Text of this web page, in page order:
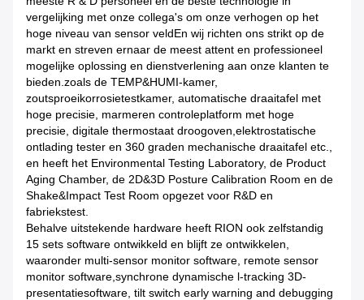
vergelijking met onze collega's om onze verhogen op het
hoge niveau van sensor veldEn wij richten ons strikt op de
markt en streven ernaar de meest attent en professioneel
mogelijke oplossing en dienstverlening aan onze klanten te
bieden.zoals de TEMP&HUMI-kamer,
zoutsproeikorrosietestkamer, automatische draaitafel met
hoge precisie, marmeren controleplatform met hoge
precisie, digitale thermostaat droogoven,elektrostatische
ontlading tester en 360 graden mechanische draaitafel etc.,
en heeft het Environmental Testing Laboratory, de Product
Aging Chamber, de 2D&3D Posture Calibration Room en de
Shake&Impact Test Room opgezet voor R&D en
fabriekstest.
Behalve uitstekende hardware heeft RION ook zelfstandig
15 sets software ontwikkeld en blijft ze ontwikkelen,
waaronder multi-sensor monitor software, remote sensor
monitor software,synchrone dynamische l-tracking 3D-
presentatiesoftware, tilt switch early warning and debugging